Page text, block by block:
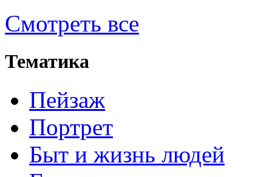
Смотреть все
Тематика
Пейзаж
Портрет
Быт и жизнь людей